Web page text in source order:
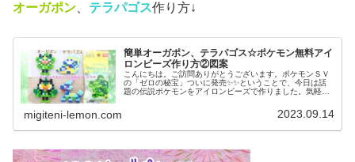
オーガポン テラパゴス作り方↓
簡単オーガポン、テラパゴス☆ポケモン無料アイ
ロンビーズ作り方②図案
こんにちは。ご訪問ありがとうございます。ポケモンＳＶ
の「ゼロの秘宝」ついに発売✨✨ということで、今日は話
題の伝説ポケモンをアイロンビーズで作りました。気軽に
migiteni-lemon.com 2023.09.14